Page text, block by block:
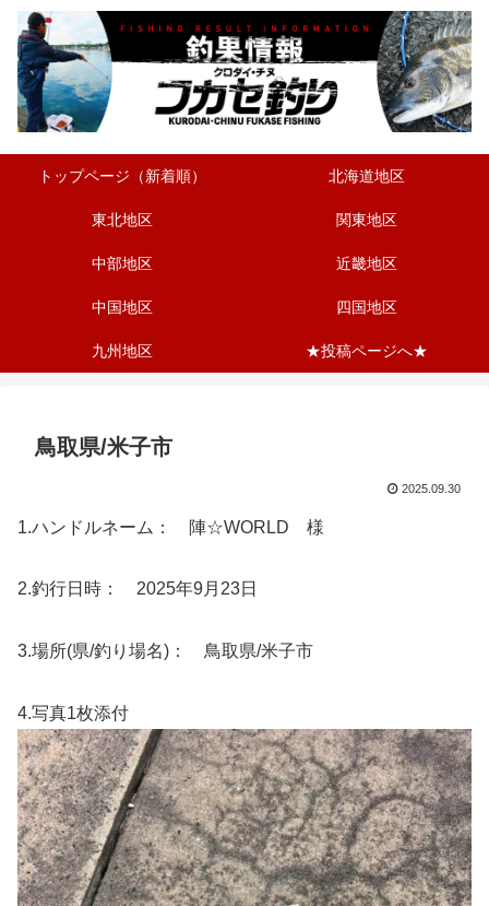
トップページ（新着順） 北海道地区
東北地区 関東地区
中部地区 近畿地区
中国地区 四国地区
九州地区 ★投稿ページへ★
鳥取県/米子市
2025.09.30
1.ハンドルネーム： 陣☆WORLD 様
2.釣行日時： 2025年9月23日
3.場所(県/釣り場名)： 鳥取県/米子市
4.写真1枚添付